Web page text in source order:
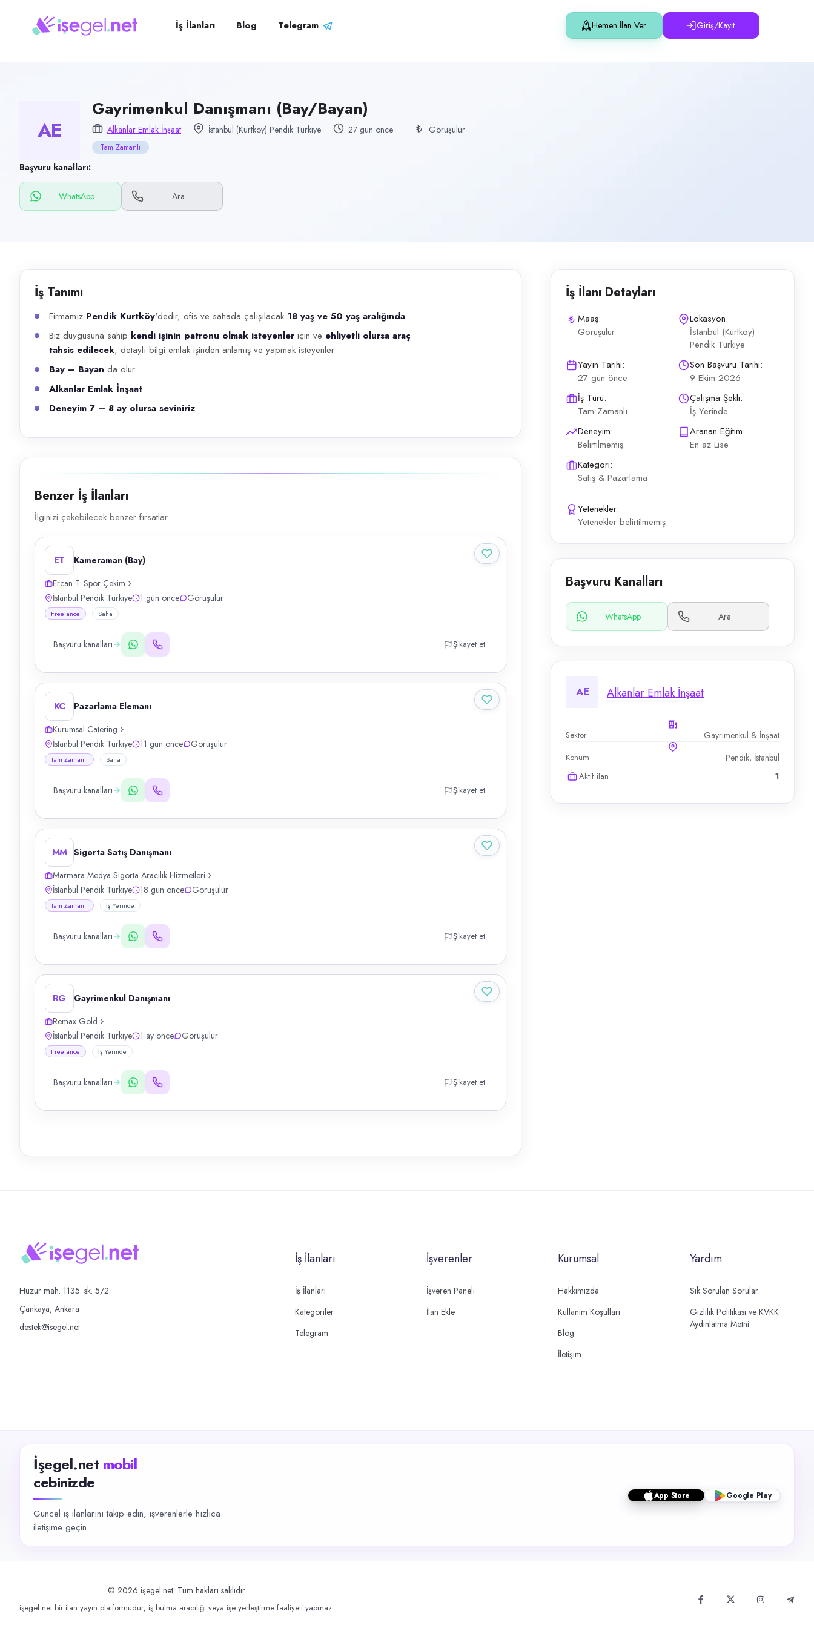
Gayrimenkul Danışmanı (Bay/Bayan)
Pendik, İstanbul (Kurtköy)
Çalışma şekli
Tam Zamanlı · Ofis
Yayın tarihi
Başvuru kanalları
WhatsApp, Telefon
İlan açıklaması
Firmamız Pendik Kurtköy 'dedir, ofis ve sahada çalışılacak 18 yaş ve 50 yaş aralığında Biz duygusuna sahip kendi işinin patronu olmak isteyenler için ve ehliyetli olursa araç tahsis edilecek , detaylı bilgi
İş İlanları Blog Telegram Hemen İlan Ver Giriş/Kayıt
AE
Gayrimenkul Danışmanı (Bay/Bayan)
Alkanlar Emlak İnşaat İstanbul (Kurtköy) Pendik Türkiye 27 gün önce Görüşülür
Tam Zamanlı
Başvuru kanalları:
WhatsApp Ara
İş Tanımı
Firmamız Pendik Kurtköy'dedir, ofis ve sahada çalışılacak 18 yaş ve 50 yaş aralığında
Biz duygusuna sahip kendi işinin patronu olmak isteyenleriçin ve ehliyetli olursa araç
tahsis edilecek, detaylı bilgi emlak işinden anlamış ve yapmak isteyenler
Bay – Bayan da olur
Alkanlar Emlak İnşaat
Deneyim 7 – 8 ay olursa seviniriz
İş İlanı Detayları
Maaş:
Görüşülür
Lokasyon:
İstanbul (Kurtköy)
Pendik Türkiye
Yayın Tarihi:
27 gün önce
Son Başvuru Tarihi:
9 Ekim 2026
İş Türü:
Tam Zamanlı
Çalışma Şekli:
İş Yerinde
Deneyim:
Belirtilmemiş
Aranan Eğitim:
En az Lise
Kategori:
Satış & Pazarlama
Yetenekler:
Yetenekler belirtilmemiş
Başvuru Kanalları
WhatsApp Ara
AE Alkanlar Emlak İnşaat
Sektör Gayrimenkul & İnşaat
Konum Pendik, İstanbul
Aktif ilan 1
Benzer İş İlanları
İlginizi çekebilecek benzer fırsatlar
ET
Kameraman (Bay)
Ercan T. Spor Çekim
İstanbul Pendik Türkiye
1 gün önce Görüşülür
Freelance Saha
Başvuru kanalları Şikayet et
KC
Pazarlama Elemanı
Kurumsal Catering
İstanbul Pendik Türkiye
11 gün önce Görüşülür
Tam Zamanlı Saha
Başvuru kanalları Şikayet et
MM Sigorta Satış Danışmanı
Marmara Medya Sigorta Aracılık Hizmetleri
İstanbul Pendik Türkiye
18 gün önce Görüşülür
Tam Zamanlı İş Yerinde
Başvuru kanalları Şikayet et
RG
Gayrimenkul Danışmanı
Remax Gold
İstanbul Pendik Türkiye
1 ay önce Görüşülür
Freelance İş Yerinde
Başvuru kanalları Şikayet et
Huzur mah. 1135. sk. 5/2
Çankaya, Ankara
destek@isegel.net
İş İlanları
İş İlanları
Kategoriler
Telegram
İşverenler
İşveren Paneli
İlan Ekle
Kurumsal
Hakkımızda
Kullanım Koşulları
Blog
İletişim
Yardım
Sık Sorulan Sorular
Gizlilik Politikası ve KVKK
Aydınlatma Metni
İşegel.net mobil
cebinizde
Güncel iş ilanlarını takip edin, işverenlerle hızlıca
iletişime geçin.
App Store Google Play
© 2026 işegel.net. Tüm hakları saklıdır.
işegel.net bir ilan yayın platformudur; iş bulma aracılığı veya işe yerleştirme faaliyeti yapmaz.